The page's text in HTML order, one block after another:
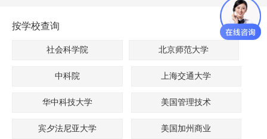
按学校查询
社会科学院 北京师范大学
中科院 上海交通大学
华中科技大学 美国管理技术
宾夕法尼亚大学 美国加州商业